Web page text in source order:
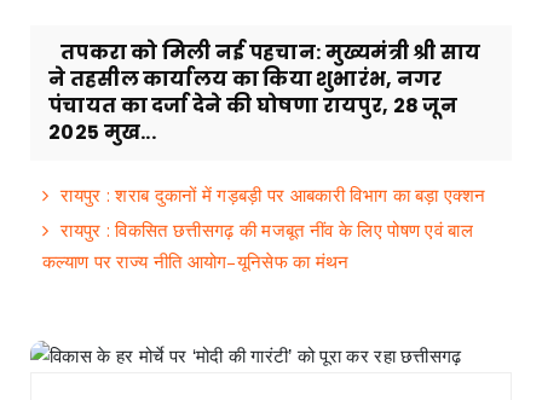
तपकरा को मिली नई पहचान: मुख्यमंत्री श्री साय
ने तहसील कार्यालय का किया शुभारंभ, नगर
पंचायत का दर्जा देने की घोषणा रायपुर, 28 जून
2025 मुख...
रायपुर : शराब दुकानों में गड़बड़ी पर आबकारी विभाग का बड़ा एक्शन
रायपुर : विकसित छत्तीसगढ़ की मजबूत नींव के लिए पोषण एवं बाल
कल्याण पर राज्य नीति आयोग–यूनिसेफ का मंथन